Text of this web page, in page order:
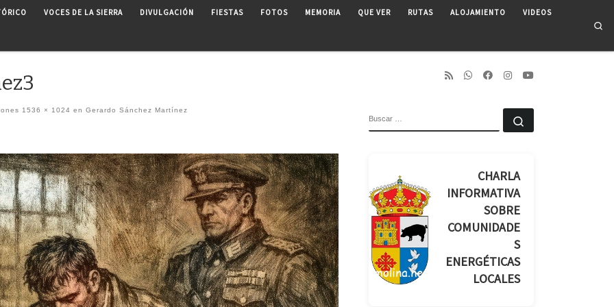
VOCES DE LA SIERRA DIVULGACIÓN FIESTAS FOTOS MEMORIA QUE VER RUTAS ALOJAMIENTO VIDEOS
1536 × 1024 en Gerardo Sánchez Martínez
CHARLA
INFORMATIVA
SOBRE
COMUNIDADE
S
ENERGÉTICAS
LOCALES